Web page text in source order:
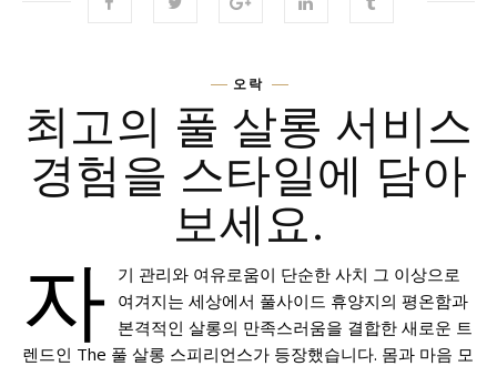
오락
최고의 풀 살롱 서비스
경험을 스타일에 담아
보세요.
자
기 관리와 여유로움이 단순한 사치 그 이상으로
여겨지는 세상에서 풀사이드 휴양지의 평온함과
본격적인 살롱의 만족스러움을 결합한 새로운 트
렌드인 The 풀 살롱 스피리언스가 등장했습니다. 몸과 마음 모